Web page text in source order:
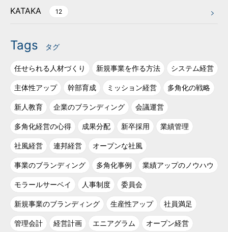
KATAKA 12
Tags タグ
任せられる人材づくり 新規事業を作る方法 システム経営
主体性アップ 幹部育成 ミッション経営 多角化の戦略
新人教育 企業のブランディング 会議運営
多角化経営の心得 成果分配 新卒採用 業績管理
社風経営 連邦経営 オープンな社風
事業のブランディング 多角化事例 業績アップのノウハウ
モラールサーベイ 人事制度 委員会
新規事業のブランディング 生産性アップ 社員満足
管理会計 経営計画 エニアグラム オープン経営